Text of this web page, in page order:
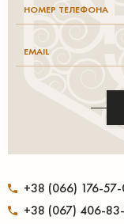
+38 (066) 176-
+38 (067) 406-